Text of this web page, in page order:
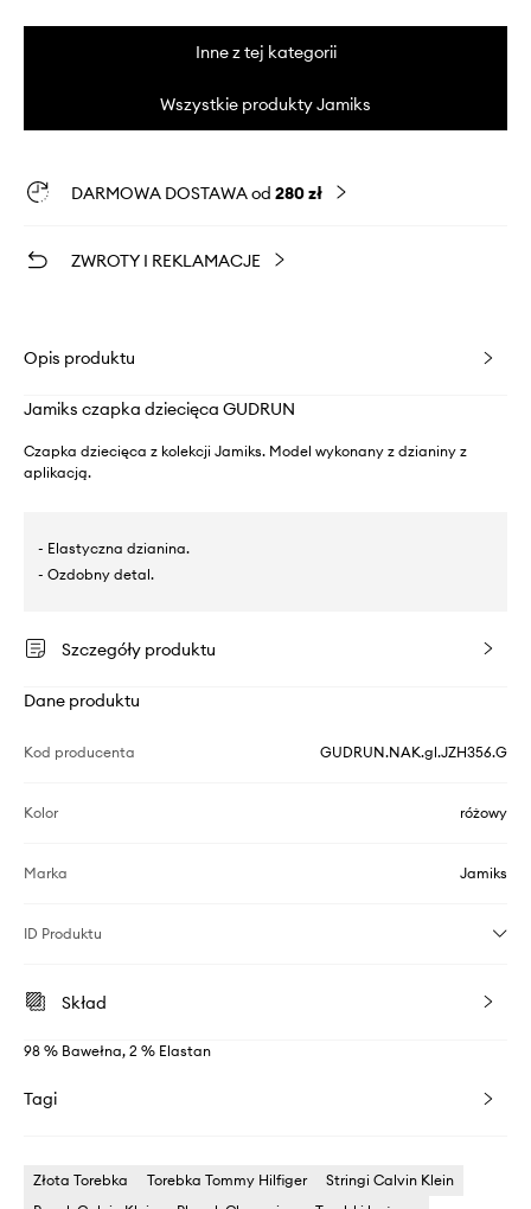
Inne z tej kategorii
Wszystkie produkty Jamiks
DARMOWA DOSTAWA od 280 zł
ZWROTY I REKLAMACJE
Opis produktu
Jamiks czapka dziecięca GUDRUN
Czapka dziecięca z kolekcji Jamiks. Model wykonany z dzianiny z
aplikacją.
- Elastyczna dzianina.
- Ozdobny detal.
Szczegóły produktu
Dane produktu
Kod producenta GUDRUN.NAK.gl.JZH356.G
Kolor różowy
Marka Jamiks
ID Produktu
Skład
98 % Bawełna, 2 % Elastan
Tagi
Złota Torebka Torebka Tommy Hilfiger
Stringi Calvin Klein